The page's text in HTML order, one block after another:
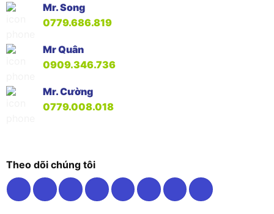
Mr. Song
0779.686.819
Mr Quân
0909.346.736
Mr. Cường
0779.008.018
Theo dõi chúng tôi